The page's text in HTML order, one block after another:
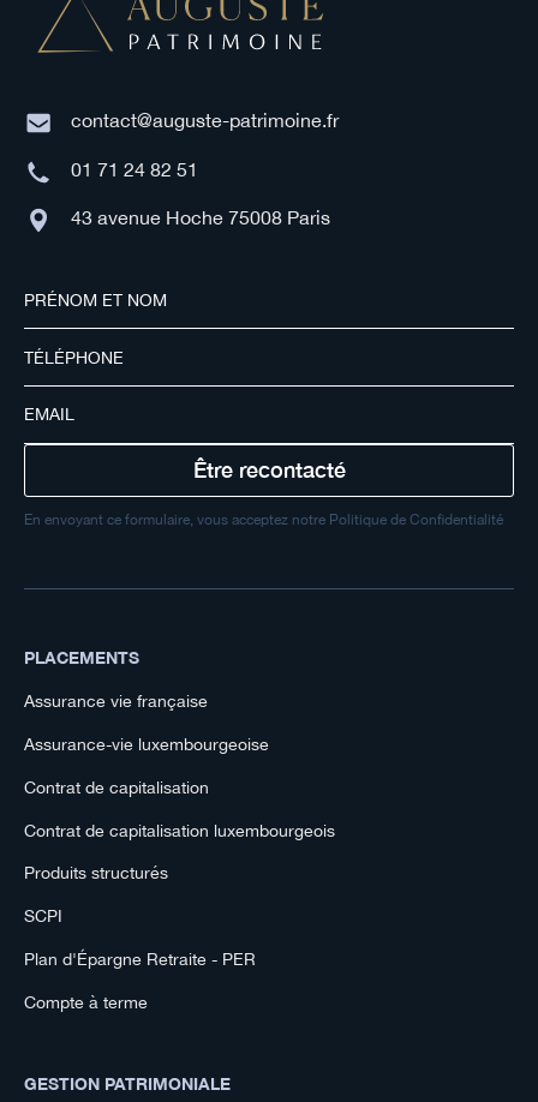
contact@auguste-patrimoine.fr
01 71 24 82 51
43 avenue Hoche 75008 Paris
En envoyant ce formulaire, vous acceptez notre Politique de Confidentialité
PLACEMENTS
Assurance vie française
Assurance-vie luxembourgeoise
Contrat de capitalisation
Contrat de capitalisation luxembourgeois
Produits structurés
SCPI
Plan d'Épargne Retraite - PER
Compte à terme
GESTION PATRIMONIALE